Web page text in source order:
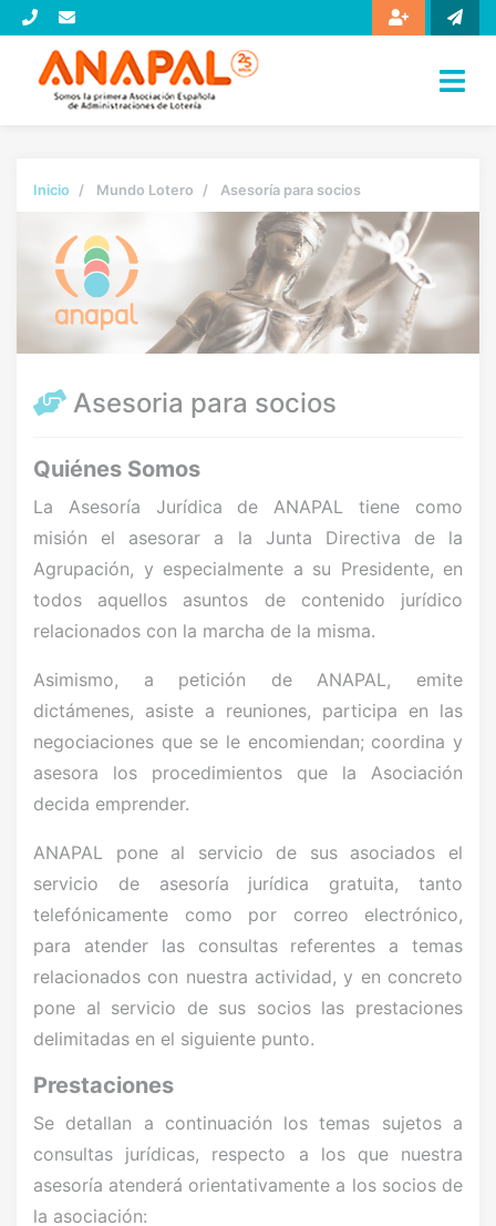
Inicio Mundo Lotero Asesoría para socios
Asesoria para socios
Quiénes Somos
La Asesoría Jurídica de ANAPAL tiene como
misión el asesorar a la Junta Directiva de la
Agrupación, y especialmente a su Presidente, en
todos aquellos asuntos de contenido jurídico
relacionados con la marcha de la misma.
Asimismo, a petición de ANAPAL, emite
dictámenes, asiste a reuniones, participa en las
negociaciones que se le encomiendan; coordina y
asesora los procedimientos que la Asociación
decida emprender.
ANAPAL pone al servicio de sus asociados el
servicio de asesoría jurídica gratuita, tanto
telefónicamente como por correo electrónico,
para atender las consultas referentes a temas
relacionados con nuestra actividad, y en concreto
pone al servicio de sus socios las prestaciones
delimitadas en el siguiente punto.
Prestaciones
Se detallan a continuación los temas sujetos a
consultas jurídicas, respecto a los que nuestra
asesoría atenderá orientativamente a los socios de
la asociación: